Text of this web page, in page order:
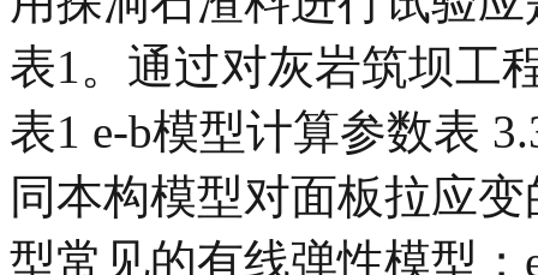
表1。通过对灰岩筑坝工
表1 e-b模型计算参数表
同本构模型对面板拉应
型常见的有线弹性模型